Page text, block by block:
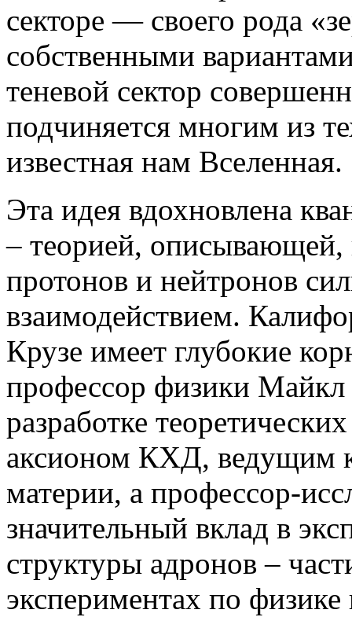
секторе — своего рода
собственными
теневой сектор
подчиняется многим из
известная нам Вселенная.
Эта идея вдохновлена
– теорией, описывающей,
протонов и нейтронов
взаимодействием.
Крузе имеет глубокие
профессор физики
разработке
аксионом КХД, ведущим
материи, а профессор-
значительный вклад в
структуры адронов –
экспериментах по